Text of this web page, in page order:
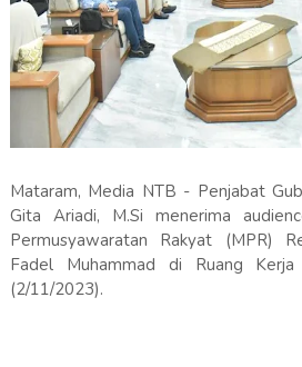
Mataram, Media NTB - Penjabat
Gita Ariadi, M.Si menerima
Permusyawaratan Rakyat (MPR)
Fadel Muhammad di Ruang
(2/11/2023).